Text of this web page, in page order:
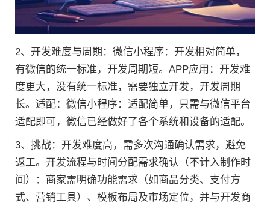
2、开发难度与周期：微信小程序：开发相对简单，
有微信的统一标准，开发周期短。APP应用：开发难
度更大，没有统一标准，需要独立开发，开发周期
长。适配：微信小程序：适配简单，只需与微信平台
适配即可，微信已经做好了各个系统和设备的适配。
3、挑战：开发难度高，需多次沟通确认需求，避免
返工。开发流程与时间分配需求确认（不计入制作时
间）：商家需明确功能需求（如商品分类、支付方
式、营销工具）、模板布局及市场定位，并与开发商